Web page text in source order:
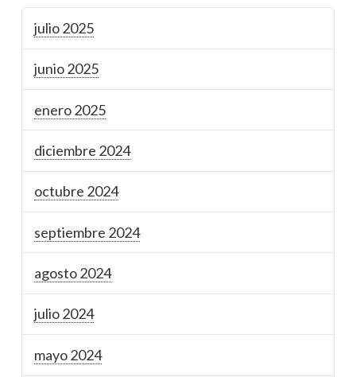
julio 2025
junio 2025
enero 2025
diciembre 2024
octubre 2024
septiembre 2024
agosto 2024
julio 2024
mayo 2024